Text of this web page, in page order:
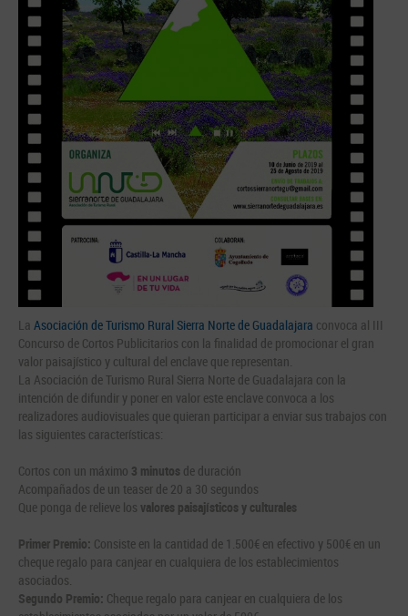
La Asociación de Turismo Rural Sierra Norte de Guadalajara convoca al III
Concurso de Cortos Publicitarios con la finalidad de promocionar el gran
valor paisajístico y cultural del enclave que representan.
La Asociación de Turismo Rural Sierra Norte de Guadalajara con la
intención de difundir y poner en valor este enclave convoca a los
realizadores audiovisuales que quieran participar a enviar sus trabajos con
las siguientes características:
Cortos con un máximo 3 minutos de duración
Acompañados de un teaser de 20 a 30 segundos
Que ponga de relieve los valores paisajísticos y culturales
Primer Premio: Consiste en la cantidad de 1.500€ en efectivo y 500€ en un
cheque regalo para canjear en cualquiera de los establecimientos
asociados.
Segundo Premio: Cheque regalo para canjear en cualquiera de los